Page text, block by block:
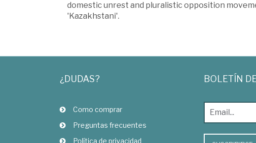
domestic unrest and pluralistic opposition
'Kazakhstani'.
¿DUDAS?
Como comprar
Preguntas frecuentes
Política de privacidad
BOLETÍN